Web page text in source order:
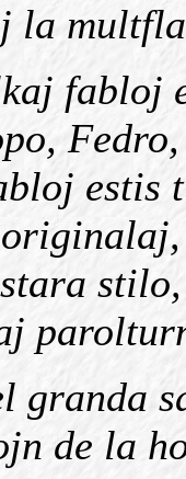
la
fabloj
estis
granda
de la